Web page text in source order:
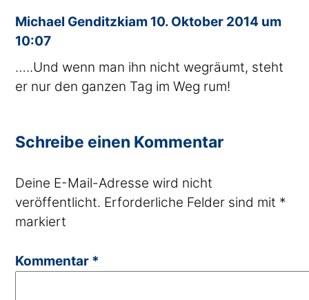
Michael Genditzkisagte
am 10. Oktober 2014 um
10:07
…..Und wenn man ihn nicht wegräumt, steht
er nur den ganzen Tag im Weg rum!
Schreibe einen Kommentar
Deine E-Mail-Adresse wird nicht
veröffentlicht. Erforderliche Felder sind mit *
markiert
Kommentar *